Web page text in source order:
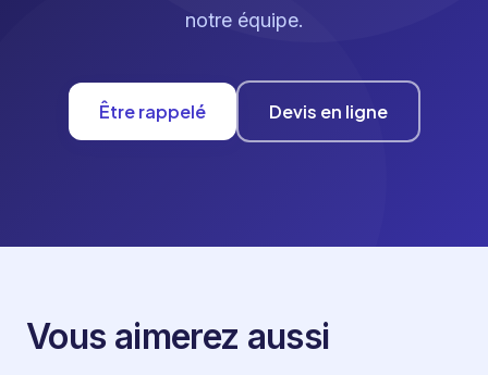
notre équipe.
Être rappelé Devis en ligne
Vous aimerez aussi